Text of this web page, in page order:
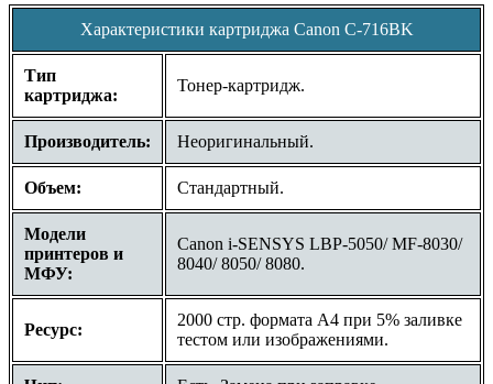
Характеристики картриджа Canon C-716BK
Тип
картриджа:
Тонер-картридж.
Производитель: Неоригинальный.
Объем: Стандартный.
Модели
принтеров и
МФУ:
Canon i-SENSYS LBP-5050/ MF-8030/
8040/ 8050/ 8080.
Ресурс:
2000 стр. формата A4 при 5% заливке
тестом или изображениями.